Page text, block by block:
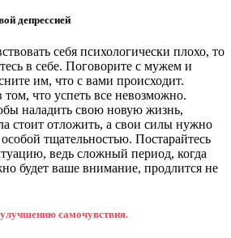
депрессией
себя психологически плохо, то
в себе. Поговорите с мужем и
им, что с вами происходит.
том, что успеть все невозможно.
наладить свою новую жизнь,
стоит отложить, а свои силы нужно
тщательностью. Постарайтесь
ведь сложный период, когда
будет ваше внимание, продлится не
самочувствия.